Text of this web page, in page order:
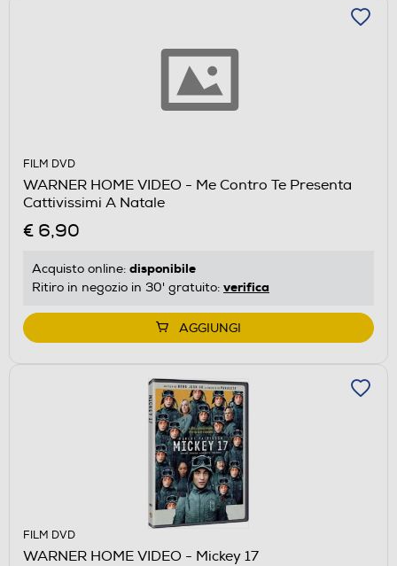
FILM DVD
WARNER HOME VIDEO - Me Contro Te Presenta
Cattivissimi A Natale
€ 6,90
Acquisto online: disponibile
Ritiro in negozio in 30' gratuito: verifica
AGGIUNGI
FILM DVD
WARNER HOME VIDEO - Mickey 17